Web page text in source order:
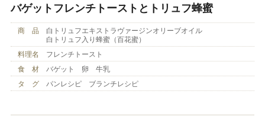
バゲットフレンチトーストとトリュフ蜂蜜
商 品
白トリュフエキストラヴァージンオリーブオイル
白トリュフ入り蜂蜜（百花蜜）
料理名
フレンチトースト
食 材
バゲット 卵 牛乳
タ グ
パンレシピ ブランチレシピ